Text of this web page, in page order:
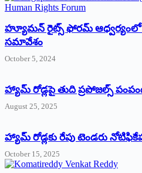
హ్యూమన్‌ రైట్స్‌ ఫోరమ్‌
సమావేశం
October 5, 2024
హ్యామ్‌ రోడ్లపై తుది ప్రపోజల్స్‌
August 25, 2025
హ్యామ్‌ రోడ్లకు రేపు టెండరు
October 15, 2025